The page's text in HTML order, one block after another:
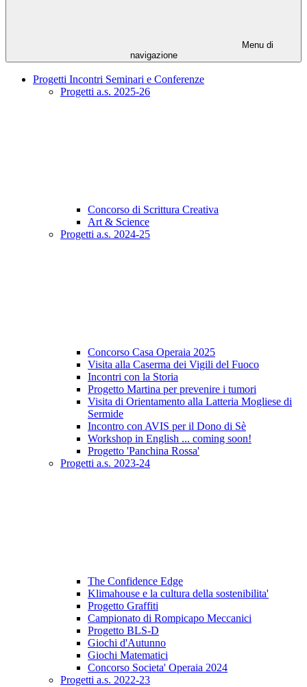
Menu di
navigazione
Progetti Incontri Seminari e Conferenze
Progetti a.s. 2025-26
Concorso di Scrittura Creativa
Art & Science
Progetti a.s. 2024-25
Concorso Casa Operaia 2025
Visita alla Caserma dei Vigili del Fuoco
Incontri con la Storia
Progetto Martina per prevenire i tumori
Visita di Orientamento alla Latteria Mogliese di
Sermide
Incontro con AVIS per il Dono di Sè
Workshop in English ... coming soon!
Progetto 'Panchina Rossa'
Progetti a.s. 2023-24
The Confidence Edge
Klimahouse e la cultura della sostenibilita'
Progetto Graffiti
Campionato di Rompicapo Meccanici
Progetto BLS-D
Giochi d'Autunno
Giochi Matematici
Concorso Societa' Operaia 2024
Progetti a.s. 2022-23